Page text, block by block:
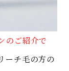
のご紹介で
ーチ毛の方の